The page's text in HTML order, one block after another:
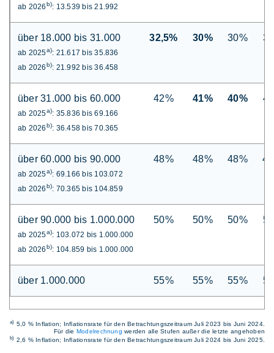
ab 2026b): 13.539 bis 21.992
über 18.000 bis 31.000
ab 2025a): 21.617 bis 35.836
ab 2026b): 21.992 bis 36.458
32,5% 30% 30%
über 31.000 bis 60.000
ab 2025a): 35.836 bis 69.166
ab 2026b): 36.458 bis 70.365
42% 41% 40%
über 60.000 bis 90.000
ab 2025a): 69.166 bis 103.072
ab 2026b): 70.365 bis 104.859
48% 48% 48%
über 90.000 bis 1.000.000
ab 2025a): 103.072 bis 1.000.000
ab 2026b): 104.859 bis 1.000.000
50% 50% 50%
über 1.000.000 55% 55% 55%
a) 5,0 % Inflation; Inflationsrate für den Betrachtungszeitraum Juli 2023 bis Juni 2024.
Für die Modelrechnung werden alle Stufen außer die letzte angehoben
b) 2,6 % Inflation; Inflationsrate für den Betrachtungszeitraum Juli 2024 bis Juni 2025.